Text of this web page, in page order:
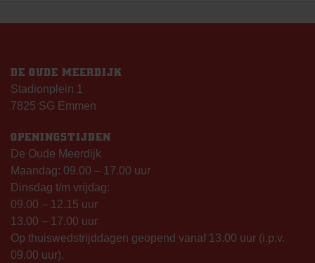
DE OUDE MEERDIJK
Stadionplein 1
7825 SG Emmen
OPENINGSTIJDEN
De Oude Meerdijk
Maandag: 09.00 – 17.00 uur
Dinsdag t/m vrijdag:
09.00 – 12.15 uur
13.00 – 17.00 uur
Op thuiswedstrijddagen geopend vanaf 13.00 uur (i.p.v.
09.00 uur).